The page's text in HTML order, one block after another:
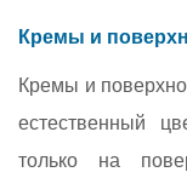
Кремы и
Кремы и
естественный
только на